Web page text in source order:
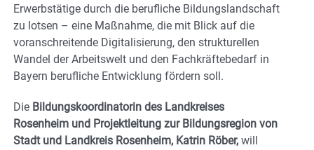
Erwerbstätige durch die berufliche Bildungslandschaft
zu lotsen – eine Maßnahme, die mit Blick auf die
voranschreitende Digitalisierung, den strukturellen
Wandel der Arbeitswelt und den Fachkräftebedarf in
Bayern berufliche Entwicklung fördern soll.
Die Bildungskoordinatorin des Landkreises
Rosenheim und Projektleitung zur Bildungsregion von
Stadt und Landkreis Rosenheim, Katrin Röber, will